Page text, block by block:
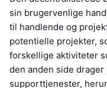
sin brugervenlige
til handlende og
potentielle projekter,
forskellige aktiviteter
den anden side
supporttjenester,